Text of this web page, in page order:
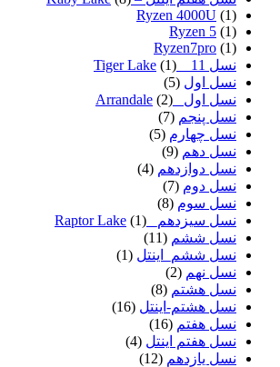
Ryzen 4000U (1)
Ryzen 5 (1)
Ryzen7pro (1)
نسل 11 _ Tiger Lake
(1)
نسل اول (5)
نسل اول _Arrandale (2)
نسل پنجم (7)
نسل چهارم (5)
نسل دهم (9)
نسل دوازدهم (4)
نسل دوم (7)
نسل سوم (8)
نسل سیزدهم_ Raptor Lake (1)
نسل ششم (11)
نسل ششم_اینتل (1)
نسل نهم (2)
نسل هشتم (8)
نسل هشتم-اینتل (16)
نسل هفتم (16)
نسل هفتم اینتل (4)
نسل یازدهم (12)